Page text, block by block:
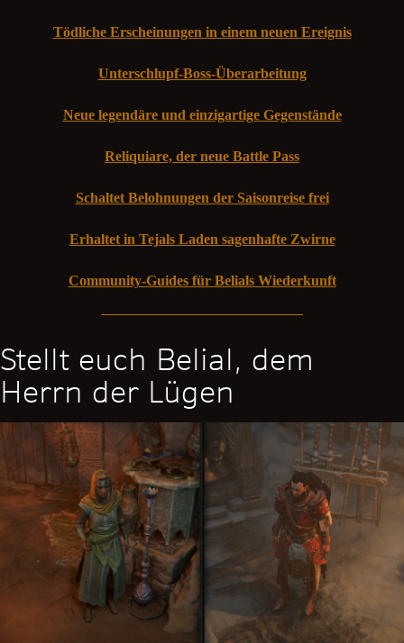
Tödliche Erscheinungen in einem neuen Ereignis
Unterschlupf-Boss-Überarbeitung
Neue legendäre und einzigartige Gegenstände
Reliquiare, der neue Battle Pass
Schaltet Belohnungen der Saisonreise frei
Erhaltet in Tejals Laden sagenhafte Zwirne
Community-Guides für Belials Wiederkunft
Stellt euch Belial, dem
Herrn der Lügen